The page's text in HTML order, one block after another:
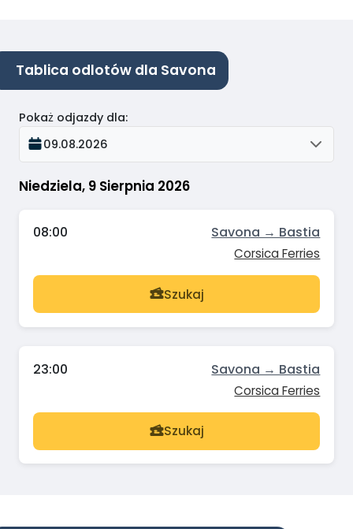
Tablica odlotów dla Savona
Niedziela, 9 Sierpnia 2026
Pokaż odjazdy dla:
09.08.2026
08:00 Savona → Bastia
Corsica Ferries
Szukaj
23:00 Savona → Bastia
Corsica Ferries
Szukaj